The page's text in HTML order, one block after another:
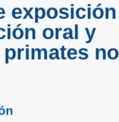
exposición
oral y
no